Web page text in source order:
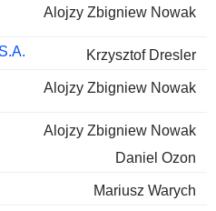
Alojzy Zbigniew Nowak
Krzysztof Dresler
Alojzy Zbigniew Nowak
Alojzy Zbigniew Nowak
Daniel Ozon
Mariusz Warych